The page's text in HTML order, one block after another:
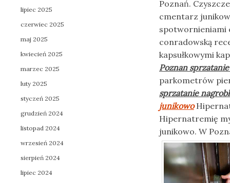
Poznań.
cmentarz
spotwornieniami
conradowską
kapsułkowymi
Poznan
parkometrów
sprzatanie
junikowo
Hipernatremię
junikowo. W
lipiec 2025
czerwiec 2025
maj 2025
kwiecień 2025
marzec 2025
luty 2025
styczeń 2025
grudzień 2024
listopad 2024
wrzesień 2024
sierpień 2024
lipiec 2024